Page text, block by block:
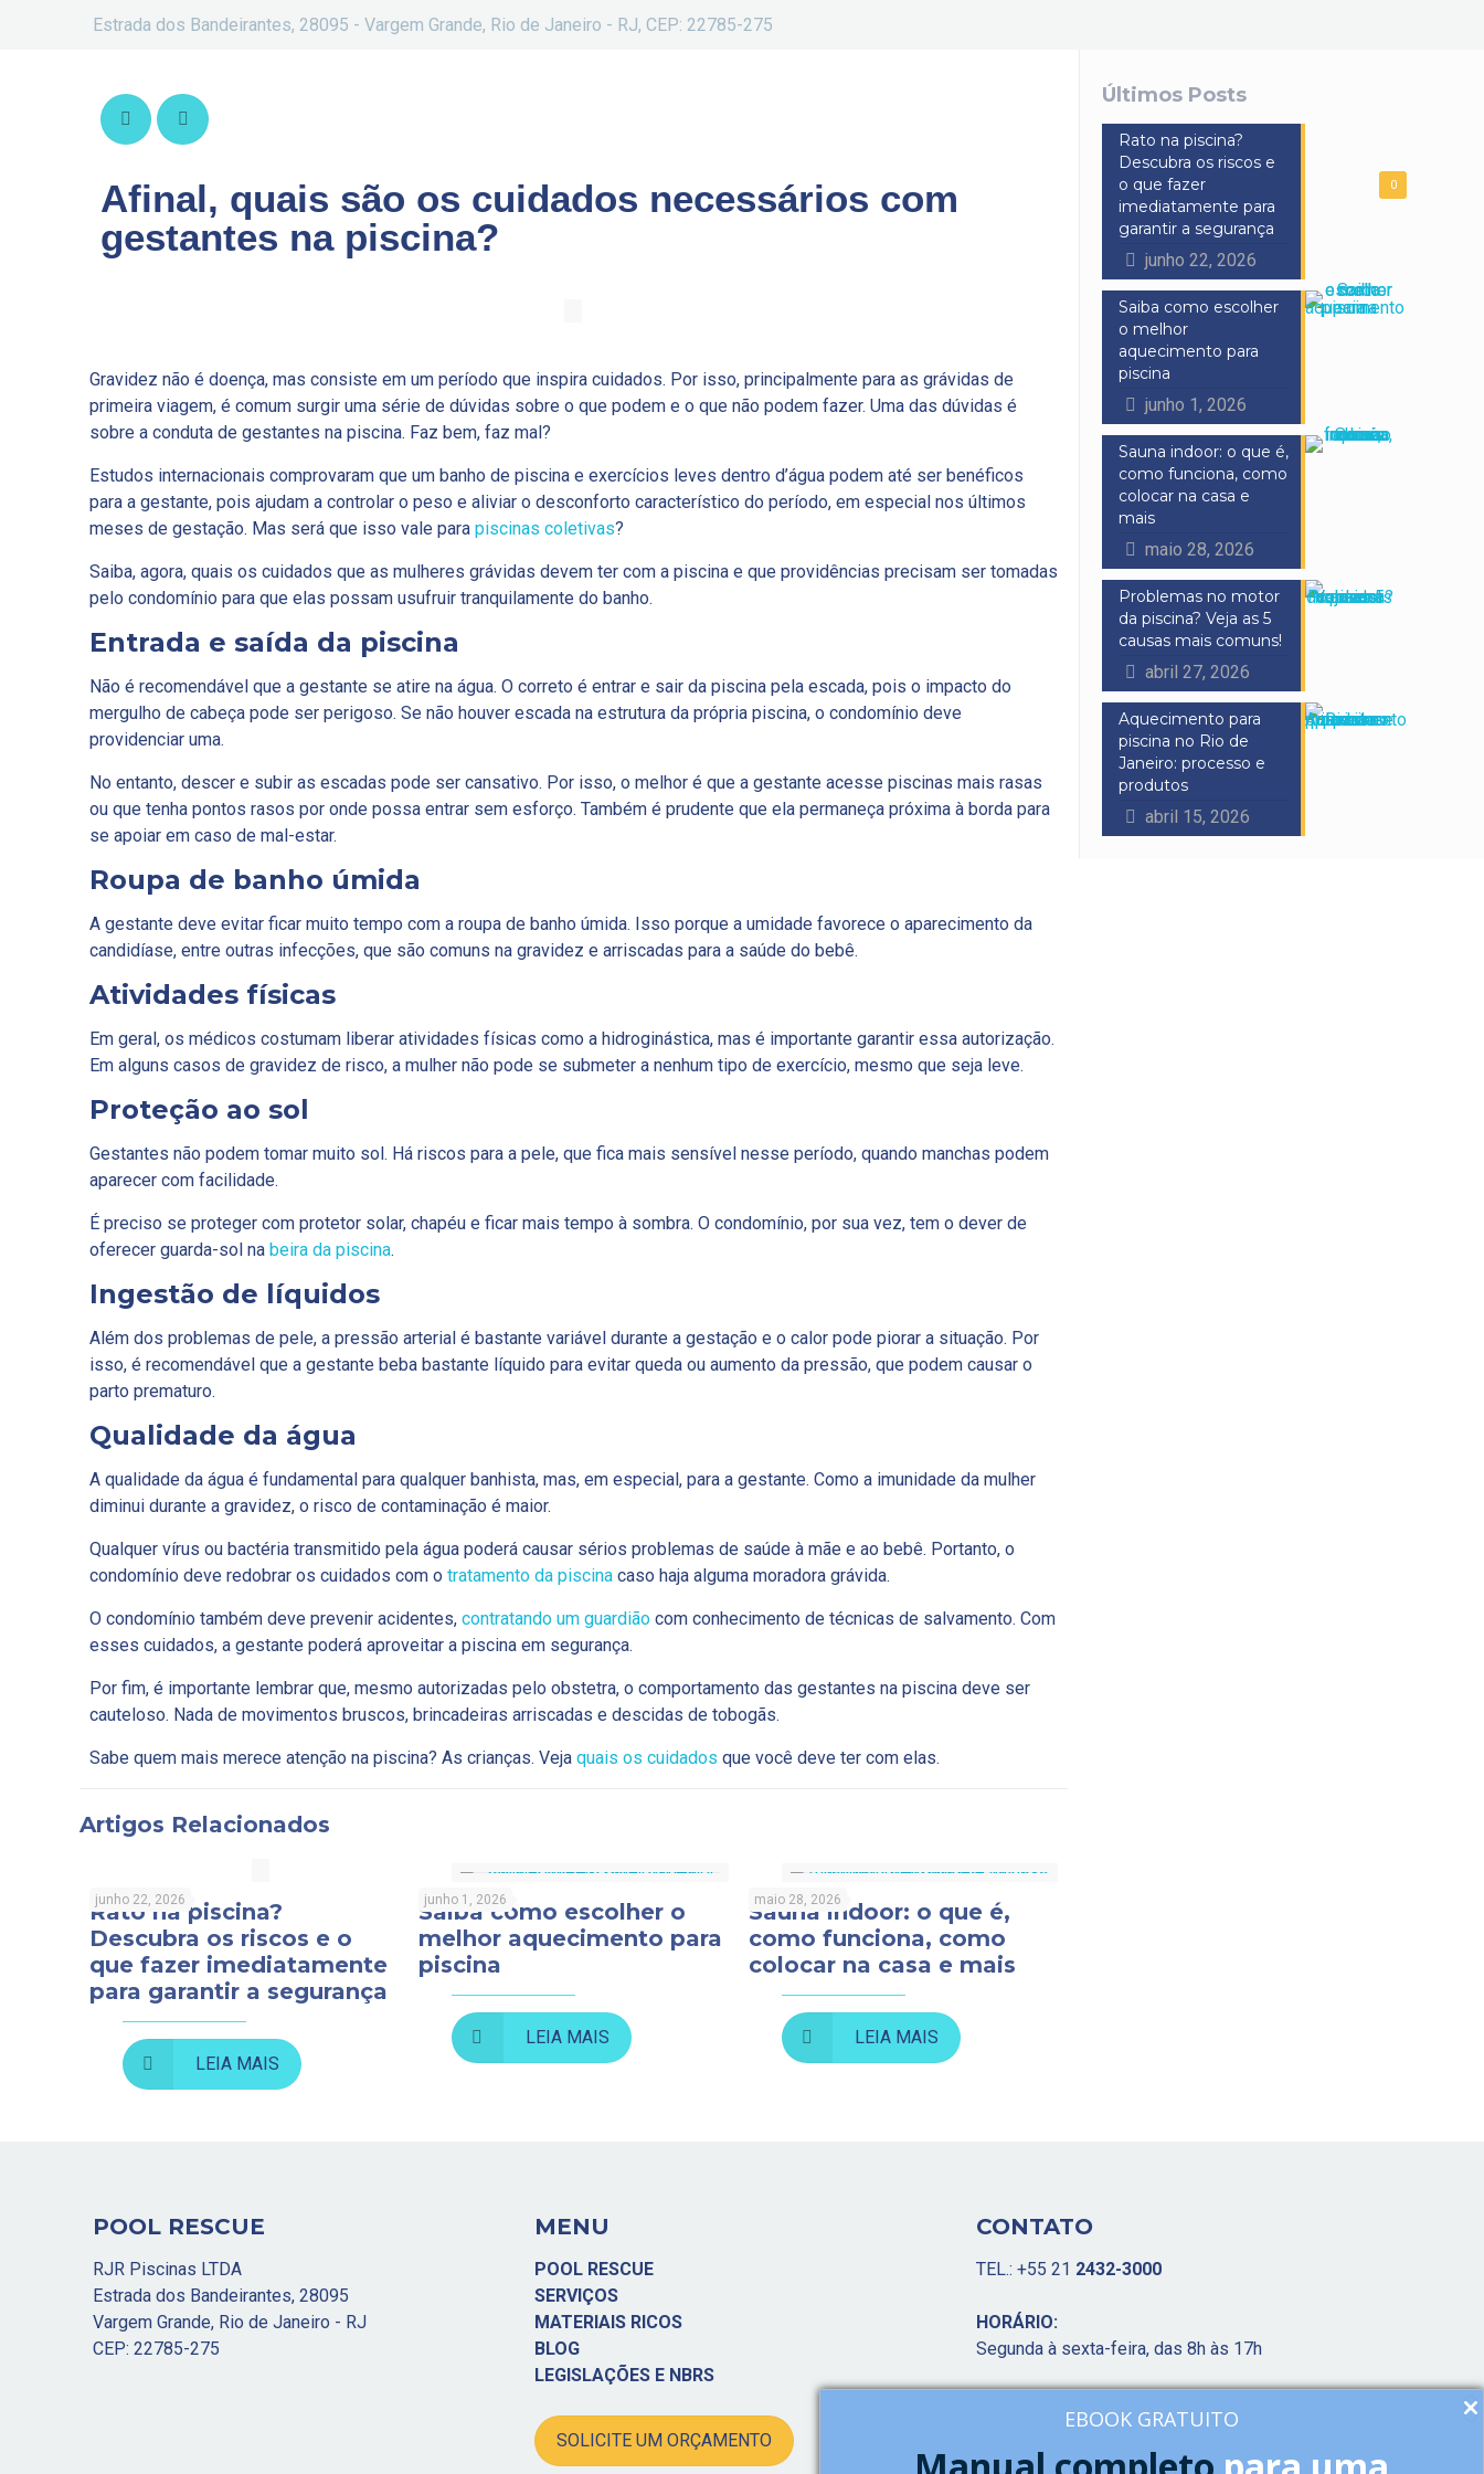
EBOOK GRATUITO
Estrada dos Bandeirantes, 28095 - Vargem Grande, Rio de Janeiro - RJ, CEP: 22785-275
Afinal, quais são os cuidados necessários com
gestantes na piscina?
Gravidez não é doença, mas consiste em um período que inspira cuidados. Por isso, principalmente para as grávidas de
primeira viagem, é comum surgir uma série de dúvidas sobre o que podem e o que não podem fazer. Uma das dúvidas é
sobre a conduta de gestantes na piscina. Faz bem, faz mal?
Estudos internacionais comprovaram que um banho de piscina e exercícios leves dentro d’água podem até ser benéficos
para a gestante, pois ajudam a controlar o peso e aliviar o desconforto característico do período, em especial nos últimos
meses de gestação. Mas será que isso vale para piscinas coletivas?
Saiba, agora, quais os cuidados que as mulheres grávidas devem ter com a piscina e que providências precisam ser tomadas
pelo condomínio para que elas possam usufruir tranquilamente do banho.
Entrada e saída da piscina
Não é recomendável que a gestante se atire na água. O correto é entrar e sair da piscina pela escada, pois o impacto do
mergulho de cabeça pode ser perigoso. Se não houver escada na estrutura da própria piscina, o condomínio deve
providenciar uma.
No entanto, descer e subir as escadas pode ser cansativo. Por isso, o melhor é que a gestante acesse piscinas mais rasas
ou que tenha pontos rasos por onde possa entrar sem esforço. Também é prudente que ela permaneça próxima à borda para
se apoiar em caso de mal-estar.
Roupa de banho úmida
A gestante deve evitar ficar muito tempo com a roupa de banho úmida. Isso porque a umidade favorece o aparecimento da
candidíase, entre outras infecções, que são comuns na gravidez e arriscadas para a saúde do bebê.
Atividades físicas
Em geral, os médicos costumam liberar atividades físicas como a hidroginástica, mas é importante garantir essa autorização.
Em alguns casos de gravidez de risco, a mulher não pode se submeter a nenhum tipo de exercício, mesmo que seja leve.
Proteção ao sol
Gestantes não podem tomar muito sol. Há riscos para a pele, que fica mais sensível nesse período, quando manchas podem
aparecer com facilidade.
É preciso se proteger com protetor solar, chapéu e ficar mais tempo à sombra. O condomínio, por sua vez, tem o dever de
oferecer guarda-sol na beira da piscina.
Ingestão de líquidos
Além dos problemas de pele, a pressão arterial é bastante variável durante a gestação e o calor pode piorar a situação. Por
isso, é recomendável que a gestante beba bastante líquido para evitar queda ou aumento da pressão, que podem causar o
parto prematuro.
Qualidade da água
A qualidade da água é fundamental para qualquer banhista, mas, em especial, para a gestante. Como a imunidade da mulher
diminui durante a gravidez, o risco de contaminação é maior.
Qualquer vírus ou bactéria transmitido pela água poderá causar sérios problemas de saúde à mãe e ao bebê. Portanto, o
condomínio deve redobrar os cuidados com o tratamento da piscinacaso haja alguma moradora grávida.
O condomínio também deve prevenir acidentes, contratando um guardiãocom conhecimento de técnicas de salvamento. Com
esses cuidados, a gestante poderá aproveitar a piscina em segurança.
Por fim, é importante lembrar que, mesmo autorizadas pelo obstetra, o comportamento das gestantes na piscina deve ser
cauteloso. Nada de movimentos bruscos, brincadeiras arriscadas e descidas de tobogãs.
Sabe quem mais merece atenção na piscina? As crianças. Veja quais os cuidados que você deve ter com elas.
Artigos Relacionados
junho 22, 2026
Rato na piscina?
Descubra os riscos e o
que fazer imediatamente
para garantir a segurança
LEIA MAIS
junho 1, 2026
Saiba como escolher o
melhor aquecimento para
piscina
LEIA MAIS
maio 28, 2026
Sauna indoor: o que é,
como funciona, como
colocar na casa e mais
LEIA MAIS
Últimos Posts
0
Rato na piscina?
Descubra os riscos e
o que fazer
imediatamente para
garantir a segurança
junho 22, 2026
Saiba como escolher
o melhor
aquecimento para
piscina
junho 1, 2026
Sauna indoor: o que é,
como funciona, como
colocar na casa e
mais
maio 28, 2026
Problemas no motor
da piscina? Veja as 5
causas mais comuns!
abril 27, 2026
Aquecimento para
piscina no Rio de
Janeiro: processo e
produtos
abril 15, 2026
POOL RESCUE
RJR Piscinas LTDA
Estrada dos Bandeirantes, 28095
Vargem Grande, Rio de Janeiro - RJ
CEP: 22785-275
MENU
POOL RESCUE
SERVIÇOS
MATERIAIS RICOS
BLOG
LEGISLAÇÕES E NBRS
SOLICITE UM ORÇAMENTO
CONTATO
TEL.: +55 21 2432-3000
HORÁRIO:
Segunda à sexta-feira, das 8h às 17h
poolrescue@poolrescue.com.br